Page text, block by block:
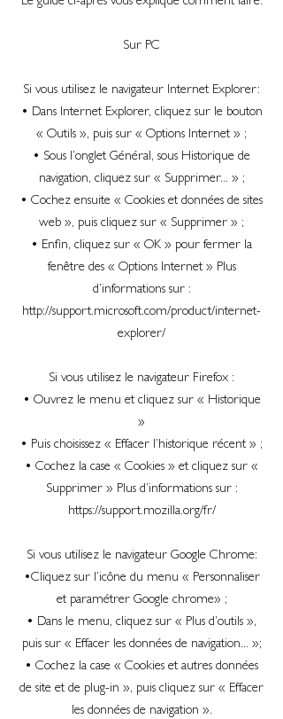
Sur PC
Si vous utilisez le navigateur Internet Explorer:
• Dans Internet Explorer, cliquez sur le bouton
« Outils », puis sur « Options Internet » ;
• Sous l’onglet Général, sous Historique de
navigation, cliquez sur « Supprimer... » ;
• Cochez ensuite « Cookies et données de sites
web », puis cliquez sur « Supprimer » ;
• Enfin, cliquez sur « OK » pour fermer la
fenêtre des « Options Internet » Plus
d’informations sur :
http://support.microsoft.com/product/internet-
explorer/
Si vous utilisez le navigateur Firefox :
• Ouvrez le menu et cliquez sur « Historique
»
• Puis choisissez « Effacer l’historique récent » ;
• Cochez la case « Cookies » et cliquez sur «
Supprimer » Plus d’informations sur :
https://support.mozilla.org/fr/
Si vous utilisez le navigateur Google Chrome:
•Cliquez sur l’icône du menu « Personnaliser
et paramétrer Google chrome» ;
• Dans le menu, cliquez sur « Plus d’outils »,
puis sur « Effacer les données de navigation... »;
• Cochez la case « Cookies et autres données
de site et de plug-in », puis cliquez sur « Effacer
les données de navigation ».